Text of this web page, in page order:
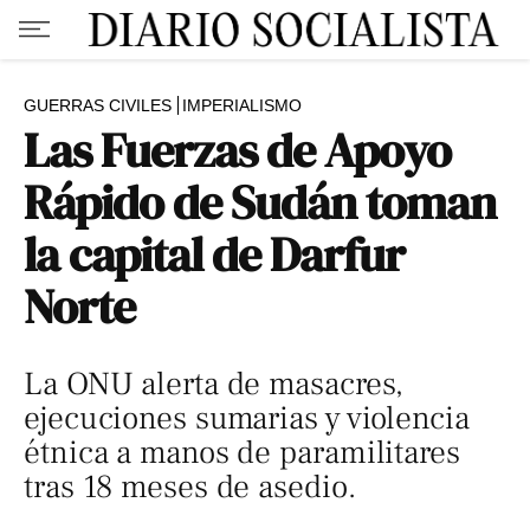
GUERRAS CIVILES IMPERIALISMO
Las Fuerzas de Apoyo
Rápido de Sudán toman
la capital de Darfur
Norte
La ONU alerta de masacres,
ejecuciones sumarias y violencia
étnica a manos de paramilitares
tras 18 meses de asedio.